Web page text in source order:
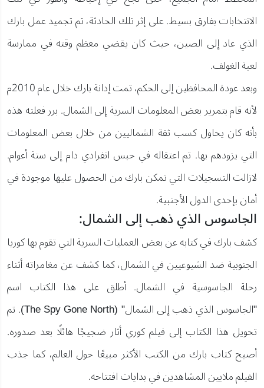
الانتخابات بفارق بسيط. على إثر تلك الحادثة، تم تجميد عمل بارك
الذي عاد إلى الصين، حيث كان يقضي معظم وقته في ممارسة
لعبة الغولف.
وبعد عودة المحافظين إلى الحكم، تمت إدانة بارك خلال عام 2010م
لأنه قام بتمرير بعض المعلومات السرية إلى الشمال. برر فعلته هذه
بأنه كان يحاول كسب ثقة الشماليين من خلال بعض المعلومات
التي يزودهم بها. تم اعتقاله في حبس انفرادي دام إلى ستة أعوام.
لازالت التسجيلات التي تمكن بارك من الحصول عليها موجودة في
أمان بإحدى الدول الأجنبية.
الجاسوس الذي ذهب إلى الشمال:
كشف بارك في كتابه عن بعض العمليات السرية التي تقوم بها كوريا
الجنوبية ضد الشيوعيين في الشمال، كما كشف عن مغامراته أثناء
رحلة الجاسوسية في الشمال. أطلق على هذا الكتاب اسم
"الجاسوس الذي ذهب إلى الشمال" (The Spy Gone North). تم
تحويل هذا الكتاب إلى فيلم كوري أثار ضجيجًا هائلًا بعد صدوره.
أصبح كتاب بارك من الكتب الأكثر مبيعًا حول العالم، كما جذب
الفيلم ملايين المشاهدين في بدايات افتتاحه.